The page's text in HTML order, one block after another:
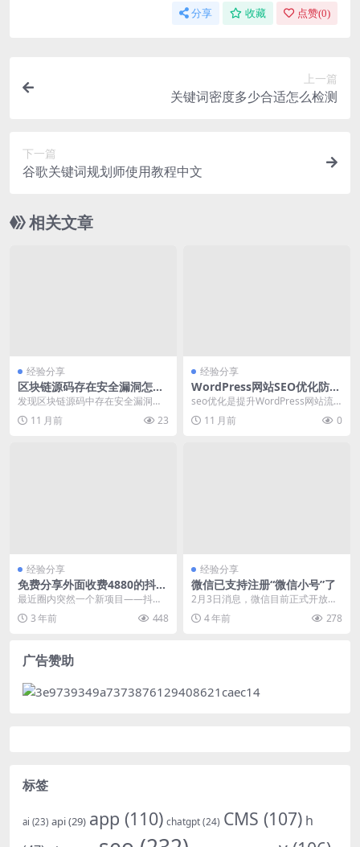
分享 收藏 点赞(0)
上一篇
关键词密度多少合适怎么检测
下一篇
谷歌关键词规划师使用教程中文
相关文章
经验分享
区块链源码存在安全漏洞怎么
办 审计修复指南
发现区块链源码中存在安全漏洞是
开发者和维护者必须严肃面对的问
题。安全漏洞可能导致...
11 月前 23
经验分享
WordPress网站SEO优化防止
被降权的具体措施
seo优化是提升WordPress网站流
量和用户体验的关键环节。针对当
前百度、谷...
11 月前 0
经验分享
免费分享外面收费4880的抖音
掘金项目
最近圈内突然一个新项目——抖音
掘金项目，也被叫做抖音掘金计
划、抖音广告主项目、抖...
3 年前 448
经验分享
微信已支持注册“微信小号”了
2月3日消息，微信目前正式开放注
册“小号”功能，一个手机号也能再注
册新的微信账号...
4 年前 278
广告赞助
标签
ai (23) api(29) app (110) chatgpt(24) CMS (107) h